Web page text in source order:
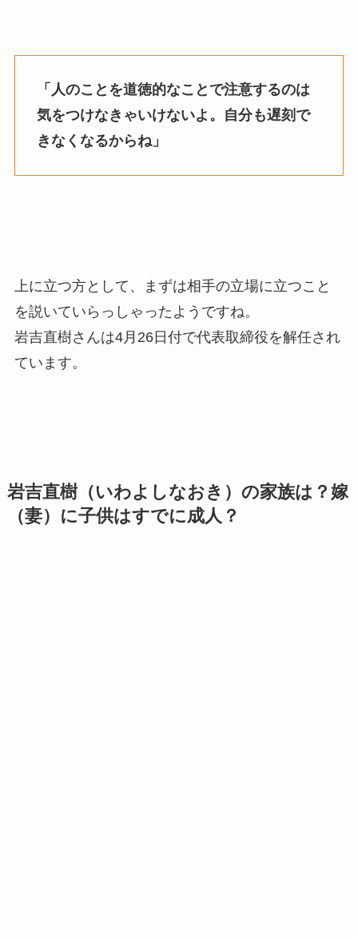
「人のことを道徳的なことで注意するのは
気をつけなきゃいけないよ。自分も遅刻で
きなくなるからね」
上に立つ方として、まずは相手の立場に立つこと
を説いていらっしゃったようですね。
岩吉直樹さんは4月26日付で代表取締役を解任され
ています。
岩吉直樹（いわよしなおき）の家族は？嫁
（妻）に子供はすでに成人？